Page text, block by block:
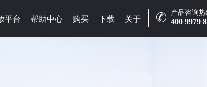
平台 帮助中心 购买 下载 关于
产品咨询
400 9979